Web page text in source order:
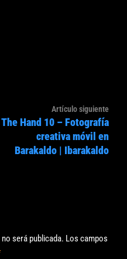
Artículo siguiente
The Hand 10 – Fotografía
creativa móvil en
Barakaldo | Ibarakaldo
será publicada. Los campos